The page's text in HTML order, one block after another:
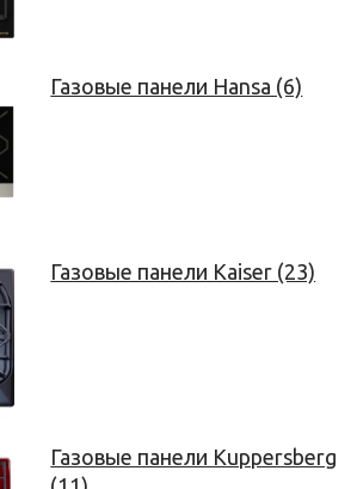
Газовые панели Hansa (6)
Газовые панели Kaiser (23)
Газовые панели Kuppersberg